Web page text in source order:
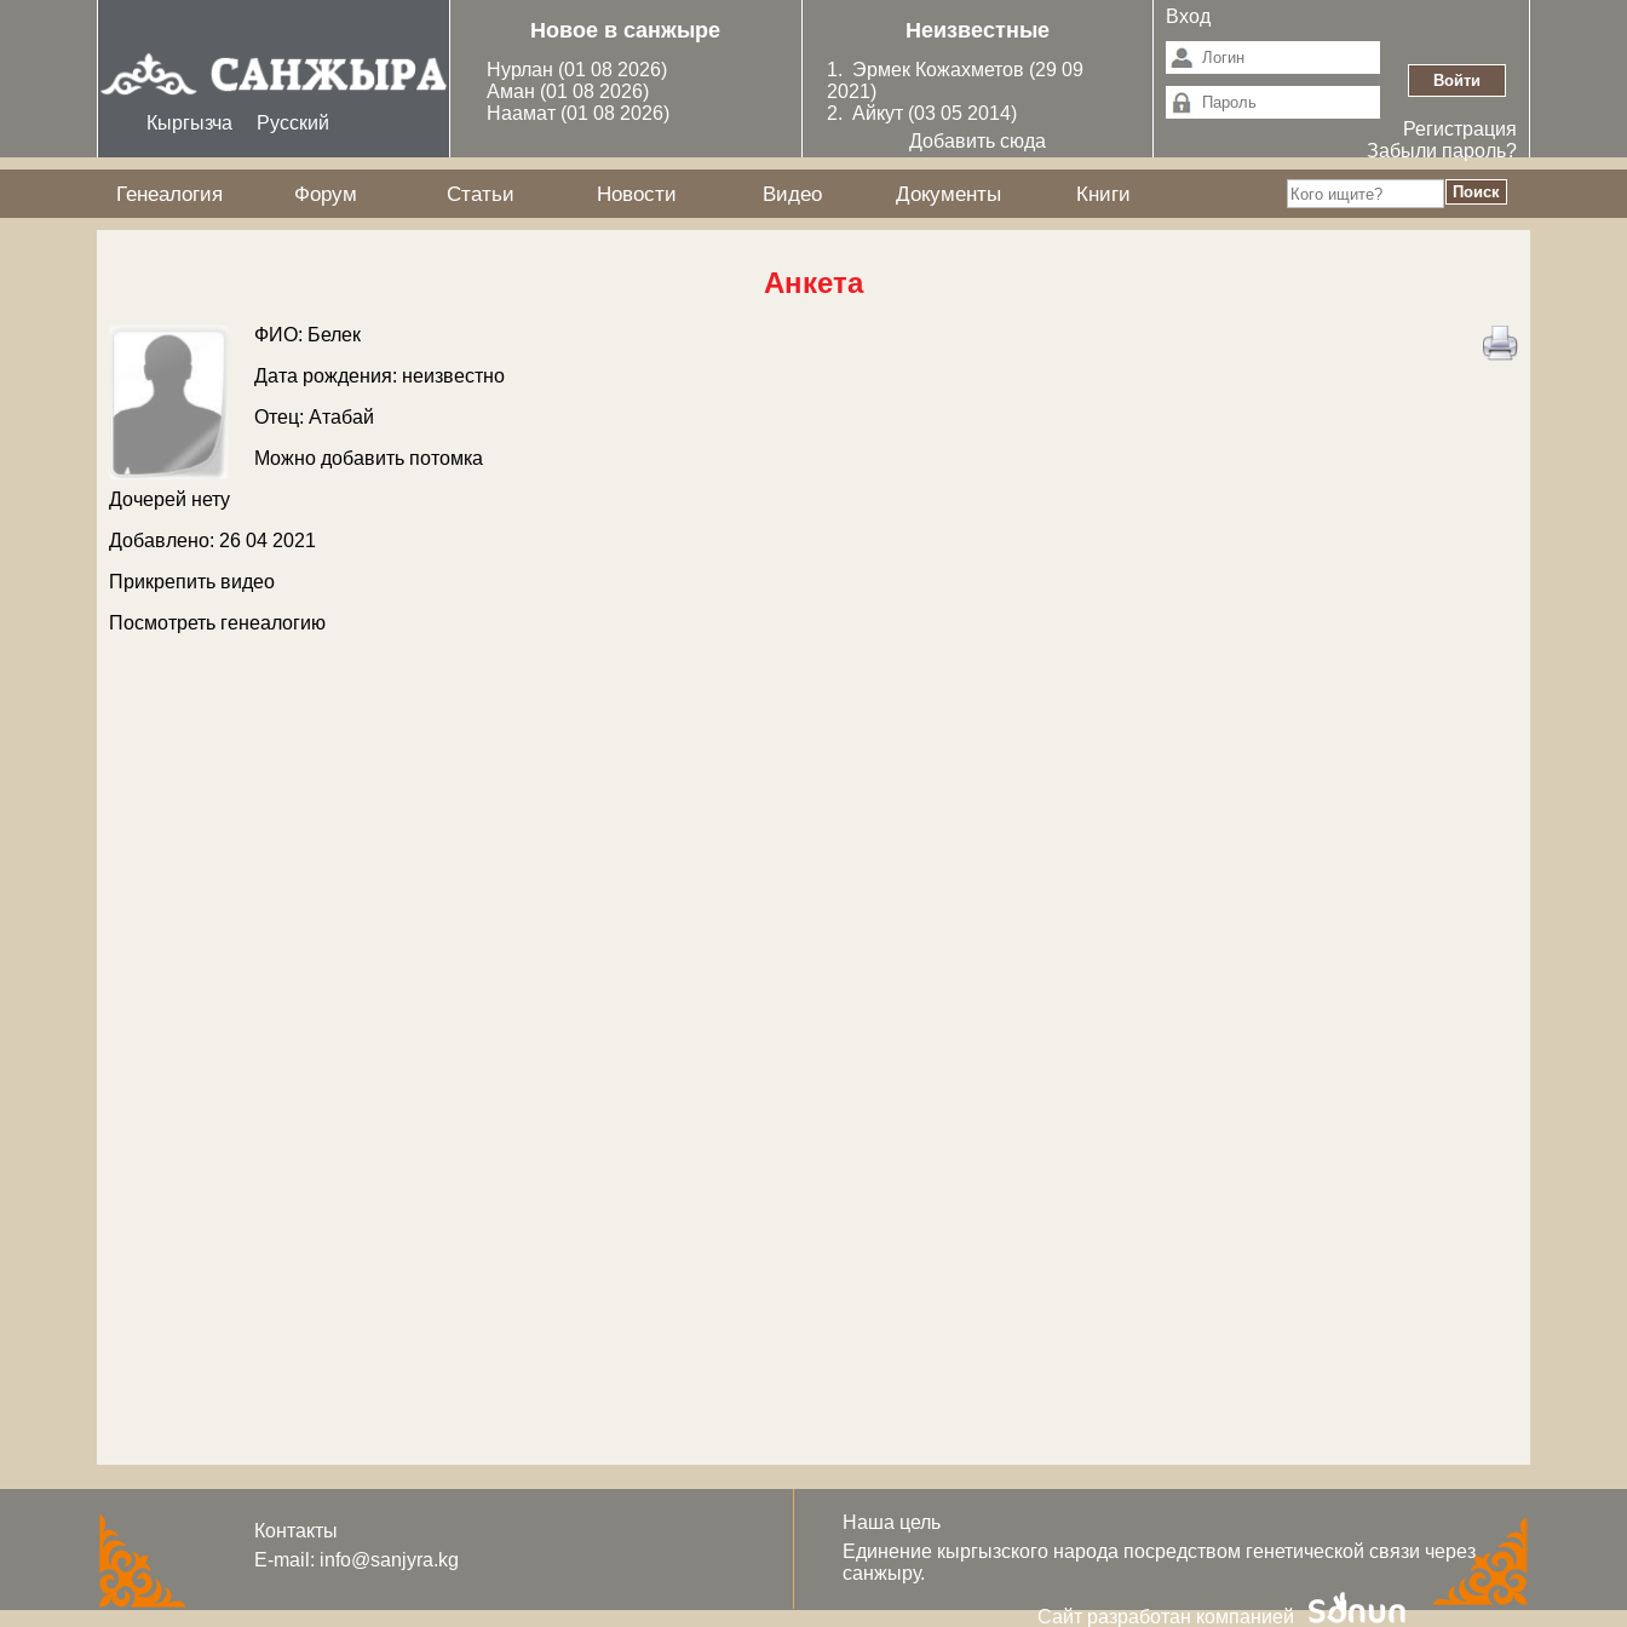
Кыргызча Русский
Новое в санжыре
Нурлан (01 08 2026)
Аман (01 08 2026)
Наамат (01 08 2026)
Неизвестные
1. Эрмек Кожахметов (29 09
2021)
2. Айкут (03 05 2014)
Добавить сюда
Вход
Регистрация
Забыли пароль?
Генеалогия Форум Статьи Новости Видео Документы Книги
Анкета
ФИО: Белек
Дата рождения: неизвестно
Отец: Атабай
Можно добавить потомка
Дочерей нету
Добавлено: 26 04 2021
Прикрепить видео
Посмотреть генеалогию
Контакты
E-mail: info@sanjyra.kg
Наша цель
Единение кыргызского народа посредством генетической связи через
санжыру.
Сайт разработан компанией